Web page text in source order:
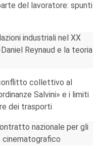
del lavoratore: spunti
industriali nel XX
Reynaud e la teoria
collettivo al
Salvini» e i limiti
dei trasporti
nazionale per gli